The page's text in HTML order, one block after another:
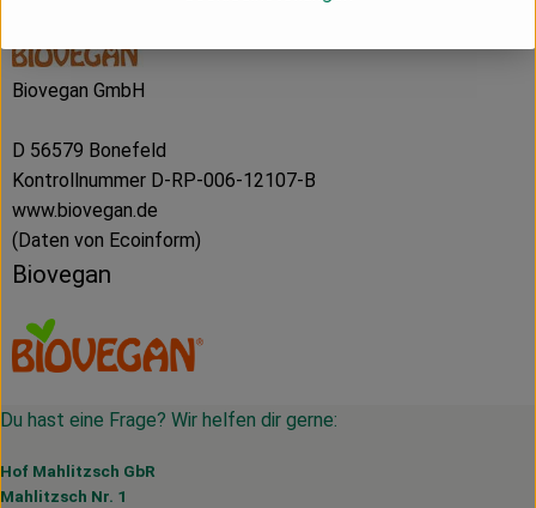
Biovegan GmbH
D 56579 Bonefeld
Kontrollnummer D-RP-006-12107-B
www.biovegan.de
(Daten von Ecoinform)
Biovegan
Du hast eine Frage? Wir helfen dir gerne:
Hof Mahlitzsch GbR
Mahlitzsch Nr. 1